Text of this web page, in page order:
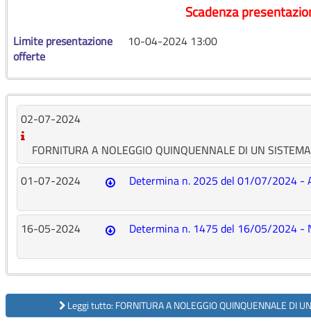
Scadenza
Limite presentazione
offerte
10-04-2024 13:00
02-07-2024
FORNITURA A NOLEGGIO QUINQUENNALE DI UN
01-07-2024
Determina n. 2025 del 01/07/2024 -
16-05-2024 Determina n. 1475 del 16/05/2024 -
Leggi tutto: FORNITURA A NOLEGGIO QUINQUENNALE DI